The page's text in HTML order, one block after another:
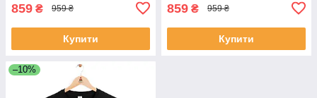
859 ₴ 959 ₴
Купити
859 ₴ 959 ₴
Купити
–10%